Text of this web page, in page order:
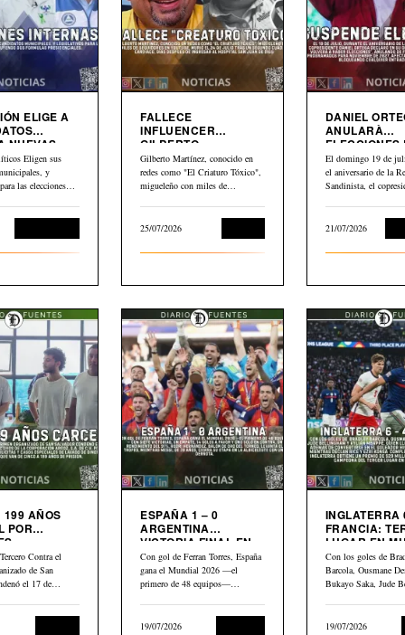
ELIGE A
NUEVAS
Eligen sus
y
las elecciones
FALLECE
INFLUENCER
GILBERTO
MARTINEZ”EL
CRIATURO TOXICO”
Gilberto Martínez, conocido en
redes como "El Criaturo Tóxico",
migueleño con miles de
25/07/2026
DANIEL
ANULARÀ
ELECCIONES
NICARAGUA
El domingo 19 de
el aniversario de la
Sandinista, el
21/07/2026
199 AÑOS
POR
Contra el
de San
el 17 de
ESPAÑA 1 – 0
ARGENTINA
VICTORIA FINAL EN
MUNDIAL 2026
Con gol de Ferran Torres, España
gana el Mundial 2026 —el
primero de 48 equipos—…
19/07/2026
INGLATERRA
FRANCIA: TERCER
LUGAR EN
2026
Con los goles de
Barcola, Ousmane
Bukayo Saka, Jude
19/07/2026